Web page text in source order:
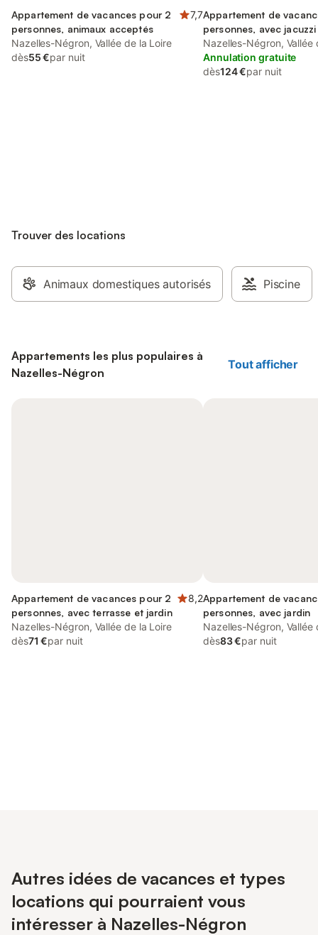
Appartement de vacances pour 2
personnes, animaux acceptés
7,7
Nazelles-Négron, Vallée de la Loire
dès55 €par nuit
Appartement de
personnes, avec
jardin et piscine
Nazelles-Négron, Vallée
Annulation gratuite
dès124 €par nuit
Trouver des locations
Animaux domestiques autorisés Piscine
Appartements les plus populaires à
Nazelles-Négron
Tout afficher
Appartement de vacances pour 2
personnes, avec terrasse et jardin
8,2
Nazelles-Négron, Vallée de la Loire
dès71 €par nuit
Appartement de
personnes, avec jardin
Nazelles-Négron, Vallée
dès83 €par nuit
Autres idées de vacances et types
locations qui pourraient vous
intéresser à Nazelles-Négron